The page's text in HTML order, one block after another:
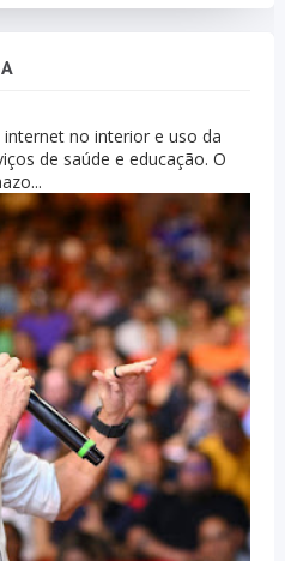
no interior e uso da
de saúde e educação. O